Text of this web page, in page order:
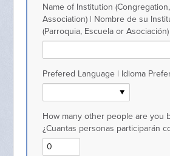
Name of Institution
Association) | Nombre de su
(Parroquia, Escuela or Asociación)
Prefered Language | Idioma
How many other people are you
¿Cuantas personas participarán